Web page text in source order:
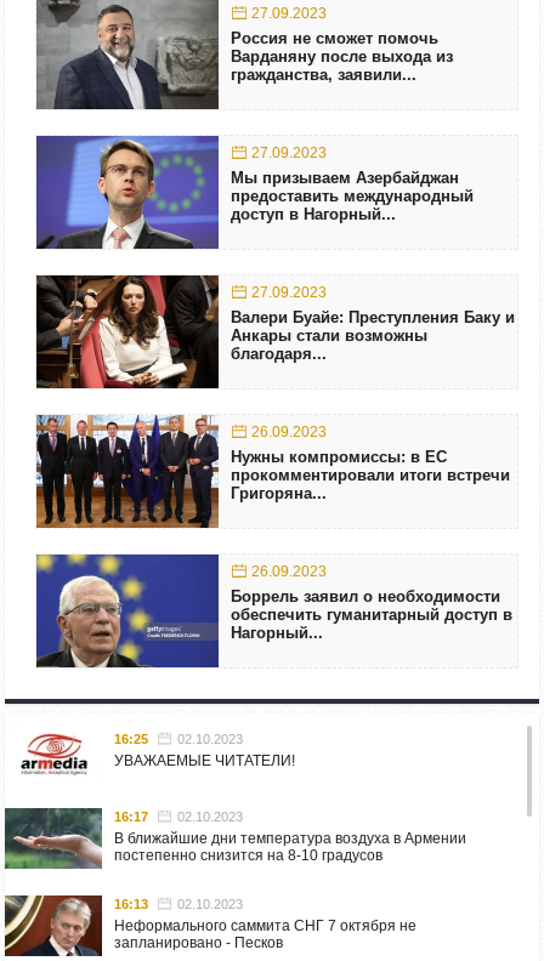
27.09.2023
Россия не сможет помочь
Варданяну после выхода из
гражданства, заявили...
27.09.2023
Мы призываем Азербайджан
предоставить международный
доступ в Нагорный...
27.09.2023
Валери Буайе: Преступления Баку и
Анкары стали возможны
благодаря...
26.09.2023
Нужны компромиссы: в ЕС
прокомментировали итоги встречи
Григоряна...
26.09.2023
Боррель заявил о необходимости
обеспечить гуманитарный доступ в
Нагорный...
16:25 02.10.2023
УВАЖАЕМЫЕ ЧИТАТЕЛИ!
16:17 02.10.2023
В ближайшие дни температура воздуха в Армении
постепенно снизится на 8-10 градусов
16:13 02.10.2023
Неформального саммита СНГ 7 октября не
запланировано - Песков